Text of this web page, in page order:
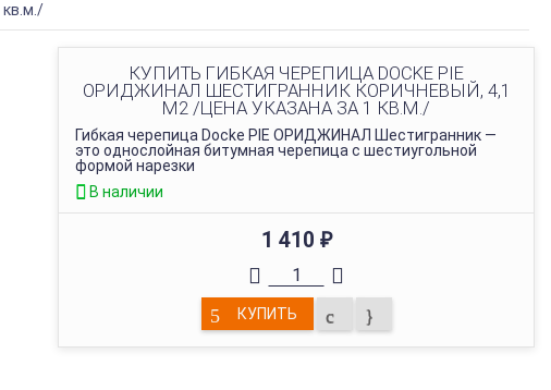
кв.м./
КУПИТЬ ГИБКАЯ ЧЕРЕПИЦА DOCKE PIE
ОРИДЖИНАЛ ШЕСТИГРАННИК КОРИЧНЕВЫЙ, 4,1
М2 /ЦЕНА УКАЗАНА ЗА 1 КВ.М./
Гибкая черепица Docke PIE ОРИДЖИНАЛ Шестигранник —
это однослойная битумная черепица с шестиугольной
формой нарезки
В наличии
1 410 ₽
КУПИТЬ